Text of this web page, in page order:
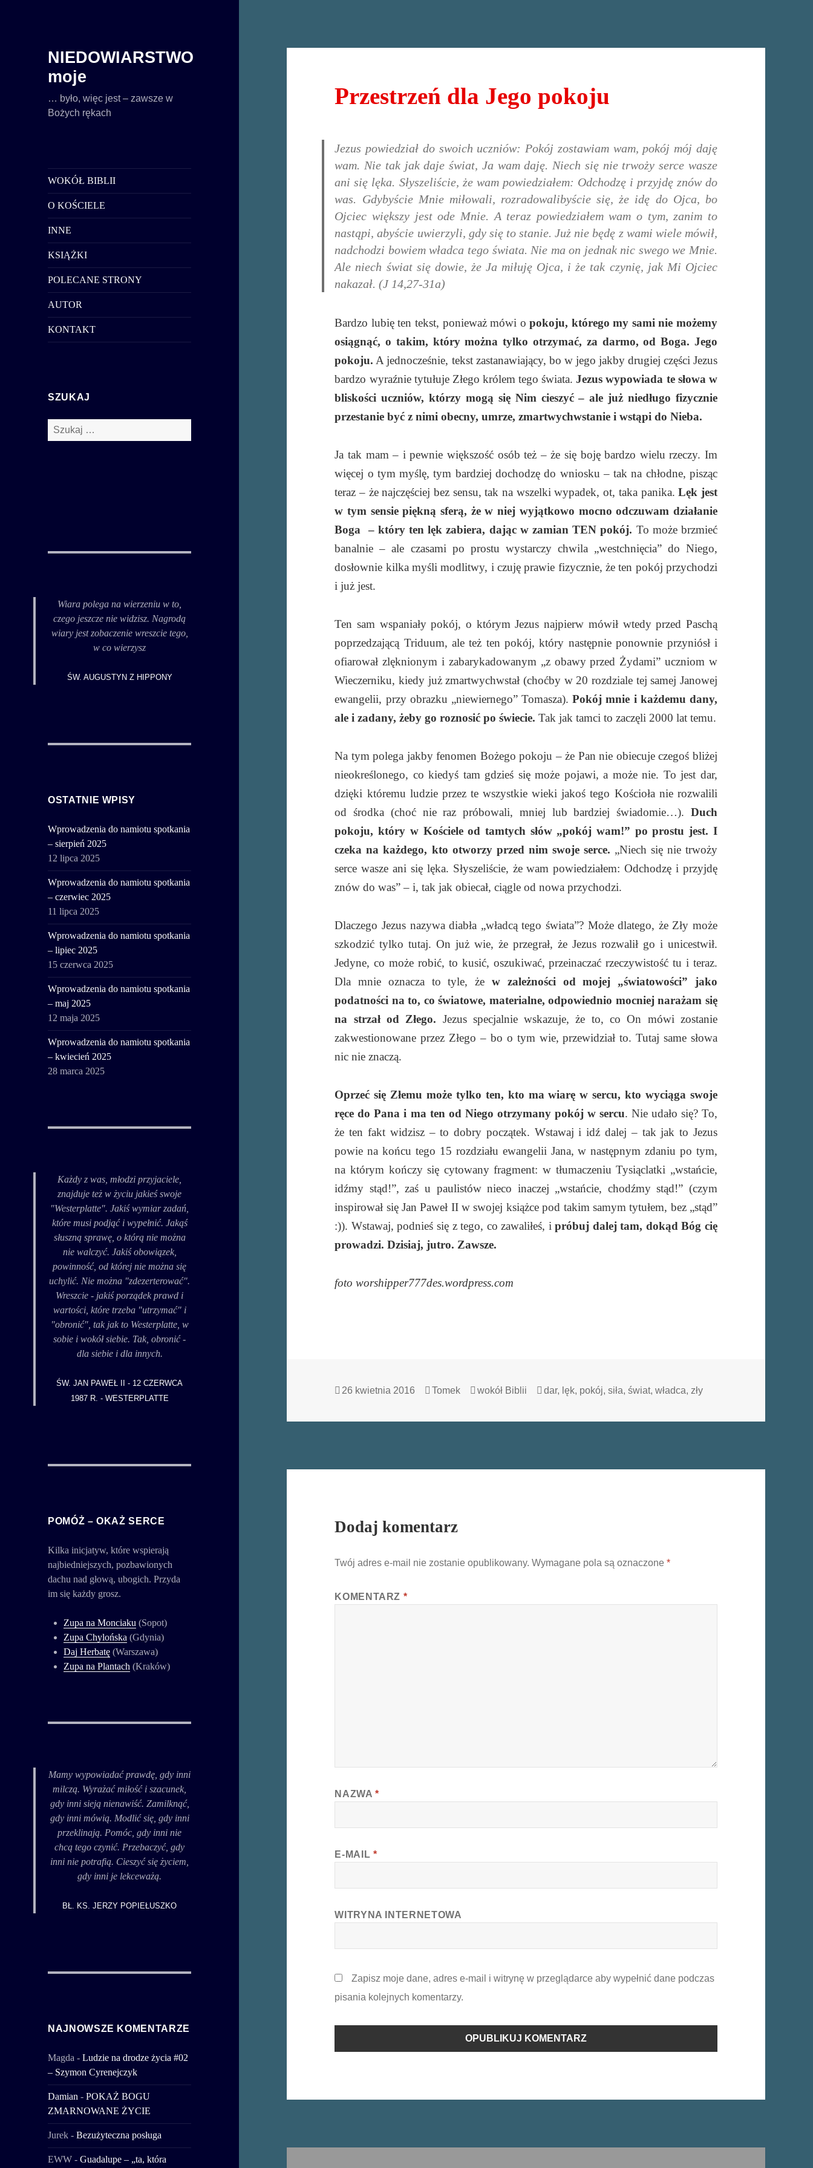
NIEDOWIARSTWO
moje
… było, więc jest – zawsze w
Bożych rękach
WOKÓŁ BIBLII
O KOŚCIELE
INNE
KSIĄŻKI
POLECANE STRONY
AUTOR
KONTAKT
SZUKAJ
Szukaj:
Wiara polega na wierzeniu w to,
czego jeszcze nie widzisz. Nagrodą
wiary jestzobaczeniewreszcie tego,
w co wierzysz
ŚW. AUGUSTYN Z HIPPONY
OSTATNIE WPISY
Wprowadzenia do namiotu spotkania
– sierpień 2025
12 lipca 2025
Wprowadzenia do namiotu spotkania
– czerwiec 2025
11 lipca 2025
Wprowadzenia do namiotu spotkania
– lipiec 2025
15 czerwca 2025
Wprowadzenia do namiotu spotkania
– maj 2025
12 maja 2025
Wprowadzenia do namiotu spotkania
– kwiecień 2025
28 marca 2025
Każdy z was, młodzi przyjaciele,
znajduje też w życiu jakieś swoje
"Westerplatte". Jakiś wymiar zadań,
które musi podjąć i wypełnić. Jakąś
słuszną sprawę, o którą nie można
nie walczyć. Jakiś obowiązek,
powinność, od której nie można się
uchylić. Nie można "zdezerterować".
Wreszcie - jakiś porządek prawd i
wartości, które trzeba "utrzymać" i
"obronić", tak jak to Westerplatte, w
sobie i wokół siebie. Tak, obronić -
dla siebie i dla innych.
ŚW. JAN PAWEŁ II - 12 CZERWCA
1987 R. - WESTERPLATTE
POMÓŻ – OKAŻ SERCE
Kilka inicjatyw, które wspierają
najbiedniejszych, pozbawionych
dachu nad głową, ubogich. Przyda
im się każdy grosz.
Zupa na Monciaku (Sopot)
Zupa Chylońska (Gdynia)
Daj Herbatę(Warszawa)
Zupa na Plantach (Kraków)
Mamy wypowiadać prawdę, gdy inni
milczą. Wyrażać miłość i szacunek,
gdy inni sieją nienawiść. Zamilknąć,
gdy inni mówią. Modlić się, gdy inni
przeklinają. Pomóc, gdy inni nie
chcą tego czynić. Przebaczyć, gdy
inni nie potrafią. Cieszyć się życiem,
gdy inni je lekceważą.
BŁ. KS. JERZY POPIEŁUSZKO
NAJNOWSZE KOMENTARZE
Magda -Ludzie na drodze życia #02
– Szymon Cyrenejczyk
Damian -POKAŻ BOGU
ZMARNOWANE ŻYCIE
Jurek -Bezużyteczna posługa
EWW -Guadalupe – „ta, która
Przestrzeń dla Jego pokoju
Jezus powiedział do swoich uczniów: Pokój zostawiam wam, pokój mój daję
wam. Nie tak jak daje świat, Ja wam daję. Niech się nie trwoży serce wasze
ani się lęka. Słyszeliście, że wam powiedziałem: Odchodzę i przyjdę znów do
was. Gdybyście Mnie miłowali, rozradowalibyście się, że idę do Ojca, bo
Ojciec większy jest ode Mnie. A teraz powiedziałem wam o tym, zanim to
nastąpi, abyście uwierzyli, gdy się to stanie. Już nie będę z wami wiele mówił,
nadchodzi bowiem władca tego świata. Nie ma on jednak nic swego we Mnie.
Ale niech świat się dowie, że Ja miłuję Ojca, i że tak czynię, jak Mi Ojciec
nakazał. (J 14,27-31a)
Bardzo lubię ten tekst, ponieważ mówi opokoju, którego my sami nie możemy
osiągnąć, o takim, który można tylko otrzymać, za darmo, od Boga. Jego
pokoju. A jednocześnie, tekst zastanawiający, bo w jego jakby drugiej części Jezus
bardzo wyraźnie tytułuje Złego królem tego świata.Jezus wypowiada te słowa w
bliskości uczniów, którzy mogą się Nim cieszyć – ale już niedługo fizycznie
przestanie być z nimi obecny, umrze, zmartwychwstanie i wstąpi do Nieba.
Ja tak mam – i pewnie większość osób też – że się boję bardzo wielu rzeczy. Im
więcej o tym myślę, tym bardziej dochodzę do wniosku – tak na chłodne, pisząc
teraz – że najczęściej bez sensu, tak na wszelki wypadek, ot, taka panika.Lęk jest
w tym sensie piękną sferą, że w niej wyjątkowo mocno odczuwam działanie
Boga – który ten lęk zabiera, dając w zamian TEN pokój. To może brzmieć
banalnie – ale czasami po prostu wystarczy chwila „westchnięcia” do Niego,
dosłownie kilka myśli modlitwy, i czuję prawie fizycznie, że ten pokój przychodzi
i już jest.
Ten sam wspaniały pokój, o którym Jezus najpierw mówił wtedy przed Paschą
poprzedzającą Triduum, ale też ten pokój, który następnie ponownie przyniósł i
ofiarował zlęknionym i zabarykadowanym „z obawy przed Żydami” uczniom w
Wieczerniku, kiedy już zmartwychwstał (choćby w 20 rozdziale tej samej Janowej
ewangelii, przy obrazku „niewiernego” Tomasza).Pokój mnie i każdemu dany,
ale i zadany, żeby go roznosić po świecie.Tak jak tamci to zaczęli 2000 lat temu.
Na tym polega jakby fenomen Bożego pokoju – że Pan nie obiecuje czegoś bliżej
nieokreślonego, co kiedyś tam gdzieś się może pojawi, a może nie. To jest dar,
dzięki któremu ludzie przez te wszystkie wieki jakoś tego Kościoła nie rozwalili
od środka (choć nie raz próbowali, mniej lub bardziej świadomie…). Duch
pokoju, który w Kościele od tamtych słów „pokój wam!” po prostu jest. I
czeka na każdego, kto otworzy przed nim swoje serce. „Niech się nie trwoży
serce wasze ani się lęka. Słyszeliście, że wam powiedziałem: Odchodzę i przyjdę
znów do was” – i, tak jak obiecał, ciągle od nowa przychodzi.
Dlaczego Jezus nazywa diabła „władcą tego świata”? Może dlatego, że Zły może
szkodzić tylko tutaj. On już wie, że przegrał, że Jezus rozwalił go i unicestwił.
Jedyne, co może robić, to kusić, oszukiwać, przeinaczać rzeczywistość tu i teraz.
Dla mnie oznacza to tyle, żew zależności od mojej „światowości” jako
podatności na to, co światowe, materialne, odpowiednio mocniej narażam się
na strzał od Złego. Jezus specjalnie wskazuje, że to, co On mówi zostanie
zakwestionowane przez Złego – bo o tym wie, przewidział to. Tutaj same słowa
nic nie znaczą.
Oprzeć się Złemu może tylko ten, kto ma wiarę w sercu, kto wyciąga swoje
ręce do Pana i ma ten od Niego otrzymany pokój w sercu. Nie udało się? To,
że ten fakt widzisz – to dobry początek. Wstawaj i idź dalej – tak jak to Jezus
powie na końcu tego 15 rozdziału ewangelii Jana, w następnym zdaniu po tym,
na którym kończy się cytowany fragment: w tłumaczeniu Tysiąclatki „wstańcie,
idźmy stąd!”, zaś u paulistów nieco inaczej „wstańcie, chodźmy stąd!” (czym
inspirował się Jan Paweł II w swojej książce pod takim samym tytułem, bez „stąd”
:)). Wstawaj, podnieś się z tego, co zawaliłeś, ipróbuj dalej tam, dokąd Bóg cię
prowadzi. Dzisiaj, jutro. Zawsze.
foto worshipper777des.wordpress.com
Data
26 kwietnia 2016 Autor
Tomek Kategorie
wokół Biblii Tagi
dar, lęk, pokój,siła,świat,władca, zły
Dodaj komentarz
Twój adres e-mail nie zostanie opublikowany. Wymagane pola są oznaczone*
KOMENTARZ *
NAZWA*
E-MAIL *
WITRYNA INTERNETOWA
Zapisz moje dane, adres e-mail i witrynę w przeglądarce aby wypełnić dane podczas
pisania kolejnych komentarzy.